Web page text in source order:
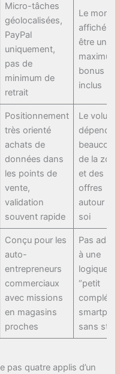
Micro-tâches
géolocalisées,
PayPal
uniquement,
pas de
minimum de
retrait
Le
affiché
être un
maximum
bonus
inclus
Positionnement
très orienté
achats de
données dans
les points de
vente,
validation
souvent rapide
Le volume
dépend
beaucoup
de la zone
et des
offres
autour de
soi
Conçu pour les
auto-
entrepreneurs
commerciaux
avec missions
en magasins
proches
Pas
à une
logique
“petit
sans
pas quatre applis d’un